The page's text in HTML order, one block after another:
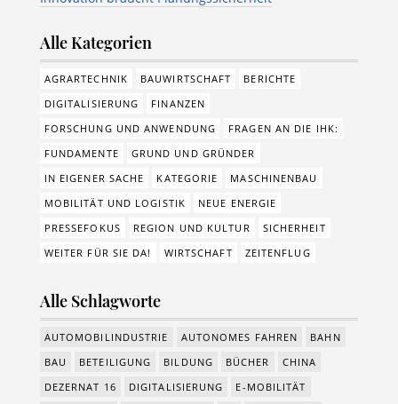
Alle Kategorien
AGRARTECHNIK BAUWIRTSCHAFT
BERICHTE
DIGITALISIERUNG
FINANZEN
FORSCHUNG UND ANWENDUNG
FRAGEN AN DIE IHK:
FUNDAMENTE
GRUND UND GRÜNDER
IN EIGENER SACHE
KATEGORIE
MASCHINENBAU
MOBILITÄT UND LOGISTIK
NEUE ENERGIE
PRESSEFOKUS
REGION UND KULTUR
SICHERHEIT
WEITER FÜR SIE DA!
WIRTSCHAFT ZEITENFLUG
Alle Schlagworte
AUTOMOBILINDUSTRIE AUTONOMES FAHREN
BAHN
BAU
BETEILIGUNG BILDUNG BÜCHER
CHINA
DEZERNAT 16
DIGITALISIERUNG
E-MOBILITÄT